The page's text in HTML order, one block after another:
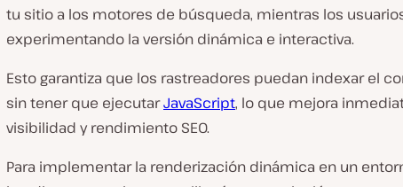
tu sitio a los motores de búsqueda, mientras los
experimentando la versión dinámica e interactiva.
Esto garantiza que los rastreadores puedan indexar el
sin tener que ejecutarJavaScript, lo que mejora
visibilidad y rendimiento SEO.
Para implementar la renderización dinámica en un